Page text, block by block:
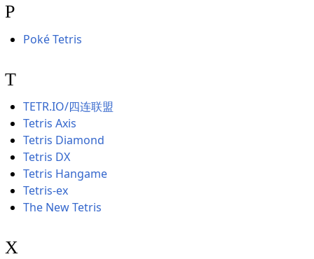
P
Poké Tetris
T
TETR.IO/四连联盟
Tetris Axis
Tetris Diamond
Tetris DX
Tetris Hangame
Tetris-ex
The New Tetris
X